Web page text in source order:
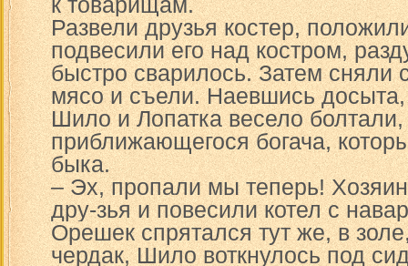
Развели друзья костер,
подвесили его над костром,
быстро сварилось. Затем сняли
мясо и съели. Наевшись
Шило и Лопатка весело болтали,
приближающегося богача,
быка.
– Эх, пропали мы теперь!
дру-зья и повесили котел с
Орешек спрятался тут же, в
чердак, Шило воткнулось под